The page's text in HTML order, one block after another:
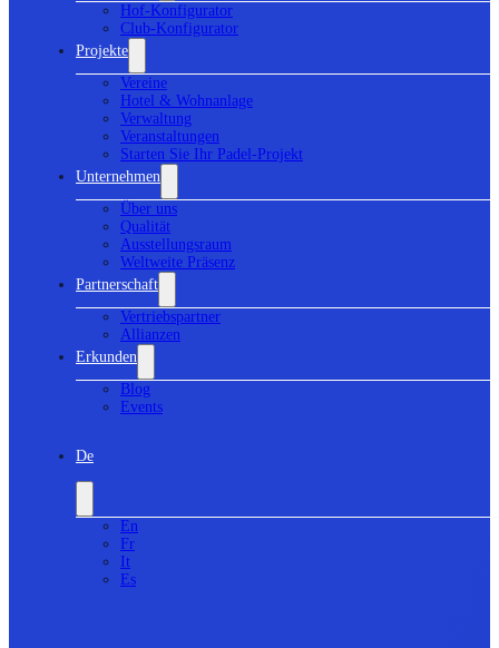
Hof-Konfigurator
Club-Konfigurator
Projekte
Vereine
Hotel & Wohnanlage
Verwaltung
Veranstaltungen
Starten Sie Ihr Padel-Projekt
Unternehmen
Über uns
Qualität
Ausstellungsraum
Weltweite Präsenz
Partnerschaft
Vertriebspartner
Allianzen
Erkunden
Blog
Events
De
En
Fr
It
Es